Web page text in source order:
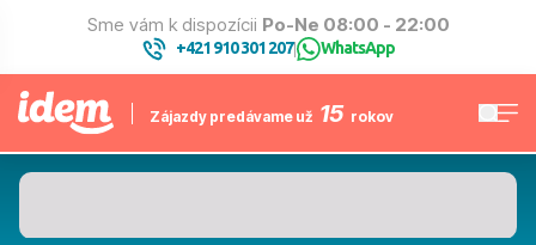
Sme vám k dispozícii Po-Ne 08:00 - 22:00
+421 910 301 207| WhatsApp
Zájazdy predávame už 15 rokov